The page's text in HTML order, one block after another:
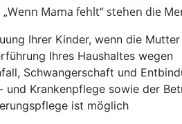
Mama fehlt“ stehen die
Ihrer Kinder, wenn die
Ihres Haushaltes wegen
Schwangerschaft und
und Krankenpflege sowie der
ist möglich